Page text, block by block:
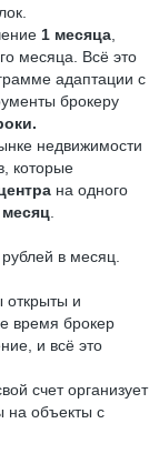
1 месяца
месяца. Всё это
адаптации с
брокеру
недвижимости
которые
на одного
рублей в месяц.
открыты и
время брокер
и всё это
счет организует
на объекты с